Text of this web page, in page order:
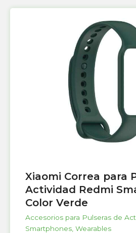
Xiaomi Correa para
Actividad Redmi
Color Verde
Accesorios para Pulseras de
Smartphones Wearables